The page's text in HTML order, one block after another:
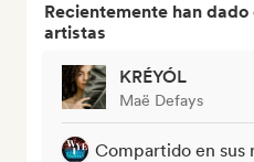
Recientemente han
artistas
KRÉYÓL
Maë Defays
Compartido en sus